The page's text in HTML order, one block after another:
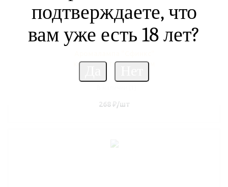
керамика глазурь 12см
268₽ /шт
подтверждаете, что
вам уже есть 18 лет?